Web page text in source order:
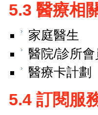
5.3 醫療相
家庭醫生
醫院/診所會
醫療卡計劃
5.4 訂閱服